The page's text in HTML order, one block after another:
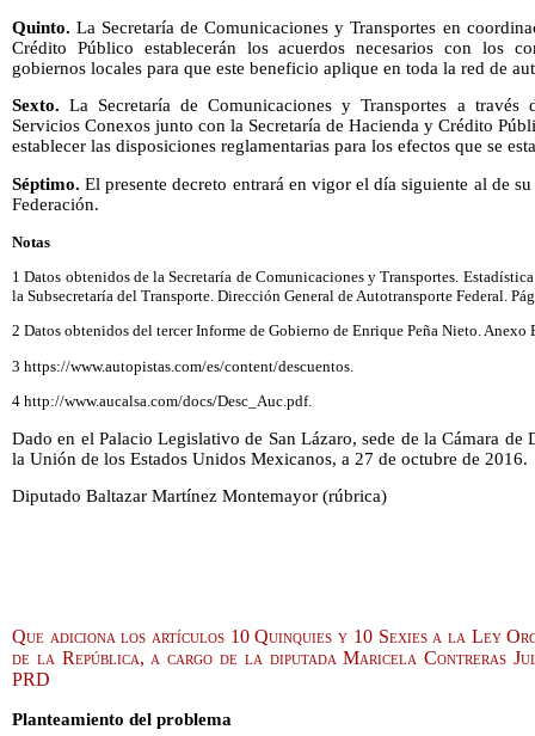
Quinto.La Secretaría de Comunicaciones y Transportes en
Crédito Público establecerán los acuerdos necesarios con los
gobiernos locales para que este beneficio aplique en toda la red de
Sexto.La Secretaría de Comunicaciones y Transportes a través
Servicios Conexos junto con la Secretaría de Hacienda y Crédito
establecer las disposiciones reglamentarias para los efectos que se
Séptimo. El presente decreto entrará en vigor el día siguiente al de
Federación.
Notas
1 Datos obtenidos de la Secretaría de Comunicaciones y Transportes.
la Subsecretaría del Transporte. Dirección General de Autotransporte Federal.
2 Datos obtenidos del tercer Informe de Gobierno de Enrique Peña Nieto. Anexo
3 https://www.autopistas.com/es/content/descuentos.
4 http://www.aucalsa.com/docs/Desc_Auc.pdf.
Dado en el Palacio Legislativo de San Lázaro, sede de la Cámara de
la Unión de los Estados Unidos Mexicanos, a 27 de octubre de 2016.
Diputado Baltazar Martínez Montemayor (rúbrica)
Que adiciona los artículos 10 Quinquies y 10 Sexies a la Ley
de la República, a cargo de la diputada Maricela Contreras
PRD
Planteamiento del problema